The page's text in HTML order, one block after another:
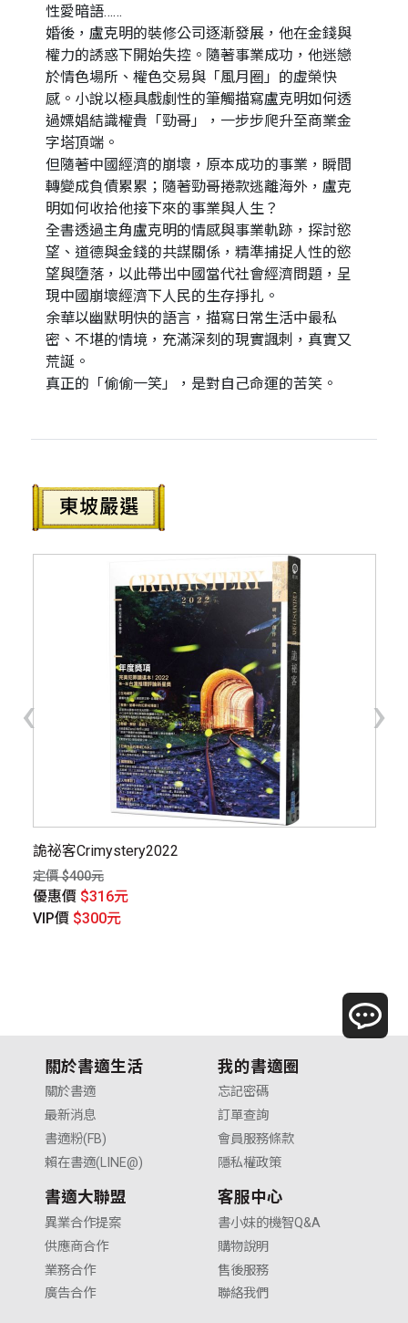
性愛暗語……
婚後，盧克明的裝修公司逐漸發展，他在金錢與
權力的誘惑下開始失控。隨著事業成功，他迷戀
於情色場所、權色交易與「風月圈」的虛榮快
感。小說以極具戲劇性的筆觸描寫盧克明如何透
過嫖娼結識權貴「勁哥」，一步步爬升至商業金
字塔頂端。
但隨著中國經濟的崩壞，原本成功的事業，瞬間
轉變成負債累累；隨著勁哥捲款逃離海外，盧克
明如何收拾他接下來的事業與人生？
全書透過主角盧克明的情感與事業軌跡，探討慾
望、道德與金錢的共謀關係，精準捕捉人性的慾
望與墮落，以此帶出中國當代社會經濟問題，呈
現中國崩壞經濟下人民的生存掙扎。
余華以幽默明快的語言，描寫日常生活中最私
密、不堪的情境，充滿深刻的現實諷刺，真實又
荒誕。
真正的「偷偷一笑」，是對自己命運的苦笑。
詭祕客Crimystery2022
定價 $400元
優惠價 $316元
VIP價 $300元
‹ ›
關於書適生活
關於書適
最新消息
書適粉(FB)
賴在書適(LINE@)
我的書適圈
忘記密碼
訂單查詢
會員服務條款
隱私權政策
書適大聯盟
異業合作提案
供應商合作
業務合作
廣告合作
客服中心
書小妹的機智Q&A
購物說明
售後服務
聯絡我們